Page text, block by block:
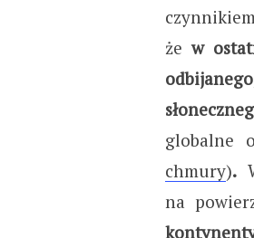
żew
globalne
chmury).
na